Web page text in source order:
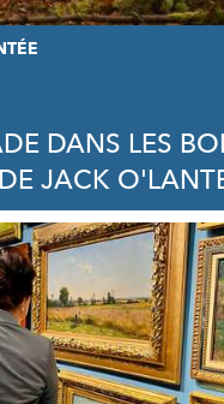
DANS LES
JACK